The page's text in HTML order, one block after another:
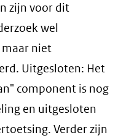
zijn voor dit
wel
niet
Uitgesloten: Het
component is nog
en uitgesloten
Verder zijn